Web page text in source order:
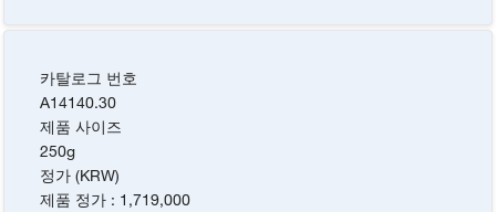
카탈로그 번호
A14140.30
제품 사이즈
250g
정가 (KRW)
제품 정가 : 1,719,000